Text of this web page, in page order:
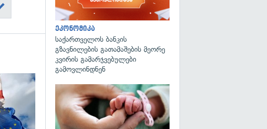
გადახედვა
ეკონომიკა
საქართველოს ბანკის
გზავნილების გათამაშების მეორე
კვირის გამარჯვებულები
გამოვლინდნენ